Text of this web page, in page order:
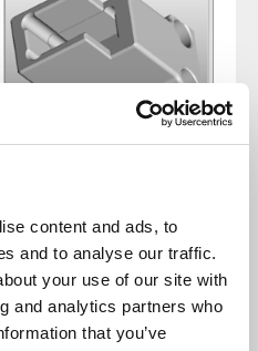
content and ads, to
and to analyse our traffic.
your use of our site with
and analytics partners who
that you’ve
bezpośrednio
CAD
produkcyjne naszych
równieżkonfigurator
stworzenie
nie znających się na
mogą być zarówno